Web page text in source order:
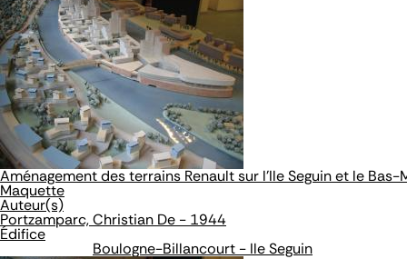
Aménagement des terrains Renault sur l'Ile Seguin et le Bas-
Maquette
Auteur(s)
Portzamparc, Christian De - 1944
Édifice
Boulogne-Billancourt - Ile Seguin